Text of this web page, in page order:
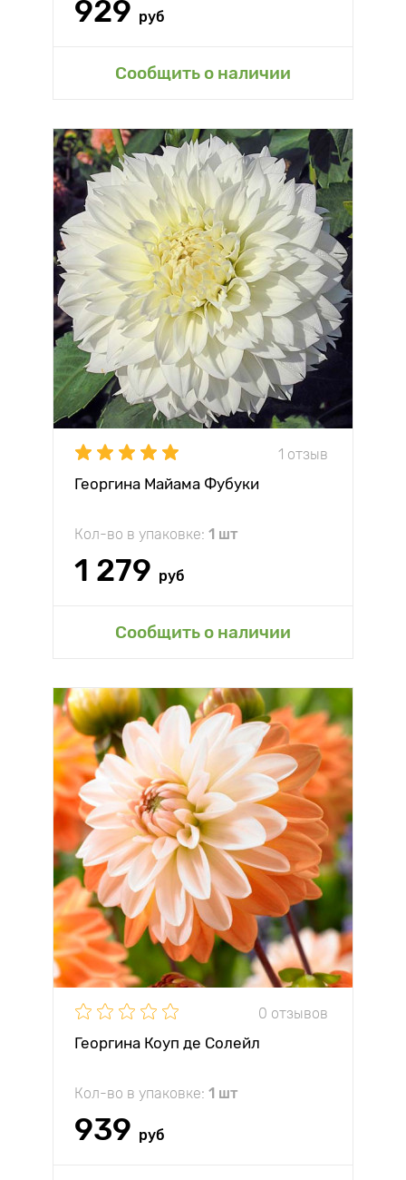
929 руб
Сообщить о наличии
1 отзыв
Георгина Майама Фубуки
Кол-во в упаковке: 1 шт
1 279 руб
Сообщить о наличии
0 отзывов
Георгина Коуп де Солейл
Кол-во в упаковке: 1 шт
939 руб